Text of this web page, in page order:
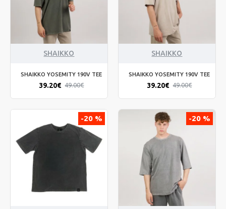
SHAIKKO
SHAIKKO YOSEMITY 190V TEE
39.20€ 49.00€
SHAIKKO
SHAIKKO YOSEMITY 190V TEE
39.20€ 49.00€
-20 % -20 %